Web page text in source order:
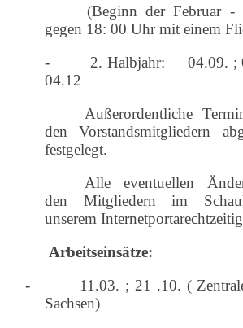
(Beginn der Februar -
gegen 18: 00 Uhr mit einem
-
2. Halbjahr: 04.09. ;
04.12
Außerordentliche
denVorstandsmitgliedern
festgelegt.
Alle eventuellen
den Mitgliedern im
unserem Internetporta
Arbeitseinsätze:
-
11.03. ; 21 .10. (
Sachsen)